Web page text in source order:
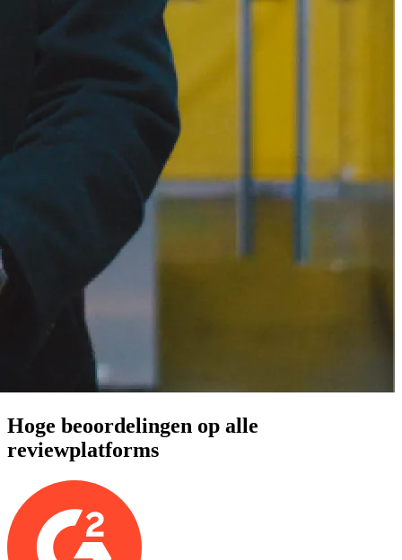
Hoge beoordelingen op alle
reviewplatforms